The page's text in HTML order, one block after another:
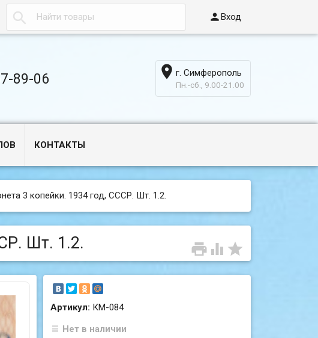
 Вход
89-06  г. Симферополь
Пн.-сб., 9.00-21.00
КОНТАКТЫ
3 копейки. 1934 год, СССР. Шт. 1.2.
  
Шт. 1.2.
Артикул: КМ-084
Нет в наличии